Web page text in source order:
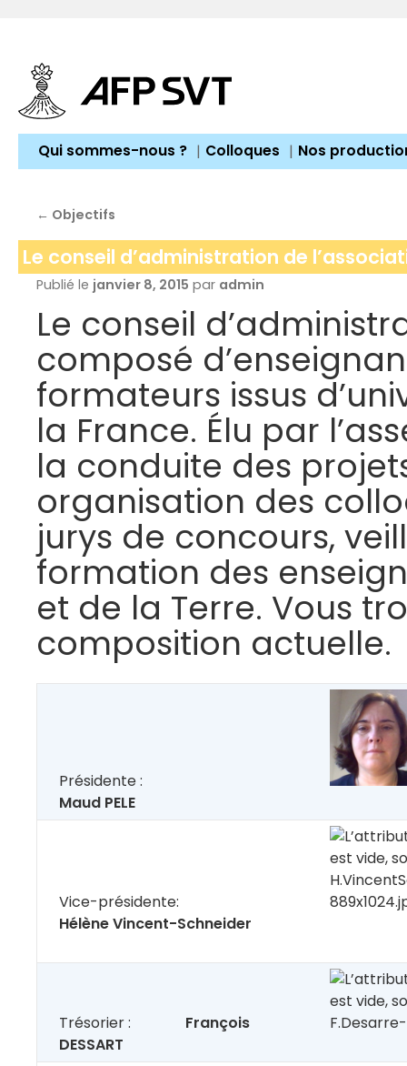
Qui sommes-nous ? Colloques Nos
← Objectifs
Le conseil d’administration de
Publié le janvier 8, 2015 par admin
Le conseil
composé
formateurs issus
la France. Élu par
la conduite des
organisation des
jurys de concours,
formation des
et de la Terre. Vous
composition actuelle.
Présidente :
Maud PELE
Vice-présidente:
Hélène Vincent-Schneider
Trésorier : François
DESSART